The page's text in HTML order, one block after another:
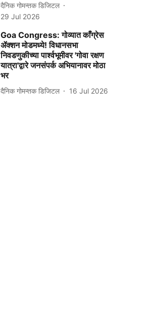
दैनिक गोमन्तक डिजिटल
29 Jul 2026
Goa Congress: गोव्यात काँग्रेस
ॲक्शन मोडमध्ये! विधानसभा
निवडणुकीच्या पार्श्वभूमीवर 'गोवा रक्षण
यात्रा'द्वारे जनसंपर्क अभियानावर मोठा
भर
दैनिक गोमन्तक डिजिटल 16 Jul 2026